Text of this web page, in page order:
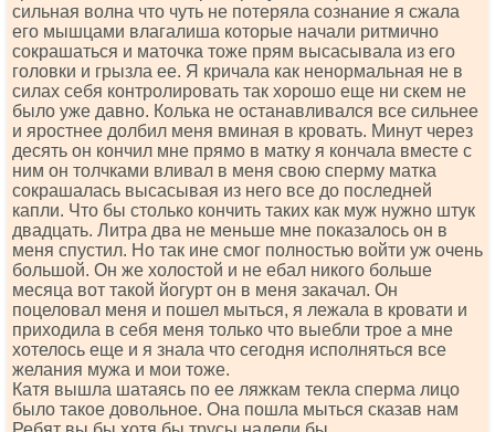
сильная волна что чуть не потеряла сознание я сжала
его мышцами влагалиша которые начали ритмично
сокрашаться и маточка тоже прям высасывала из его
головки и грызла ее. Я кричала как ненормальная не в
силах себя контролировать так хорошо еще ни скем не
было уже давно. Колька не останавливался все сильнее
и яростнее долбил меня вминая в кровать. Минут через
десять он кончил мне прямо в матку я кончала вместе с
ним он толчками вливал в меня свою сперму матка
сокрашалась высасывая из него все до последней
капли. Что бы столько кончить таких как муж нужно штук
двадцать. Литра два не меньше мне показалось он в
меня спустил. Но так ине смог полностью войти уж очень
большой. Он же холостой и не ебал никого больше
месяца вот такой йогурт он в меня закачал. Он
поцеловал меня и пошел мыться, я лежала в кровати и
приходила в себя меня только что выебли трое а мне
хотелось еще и я знала что сегодня исполняться все
желания мужа и мои тоже.
Катя вышла шатаясь по ее ляжкам текла сперма лицо
было такое довольное. Она пошла мыться сказав нам